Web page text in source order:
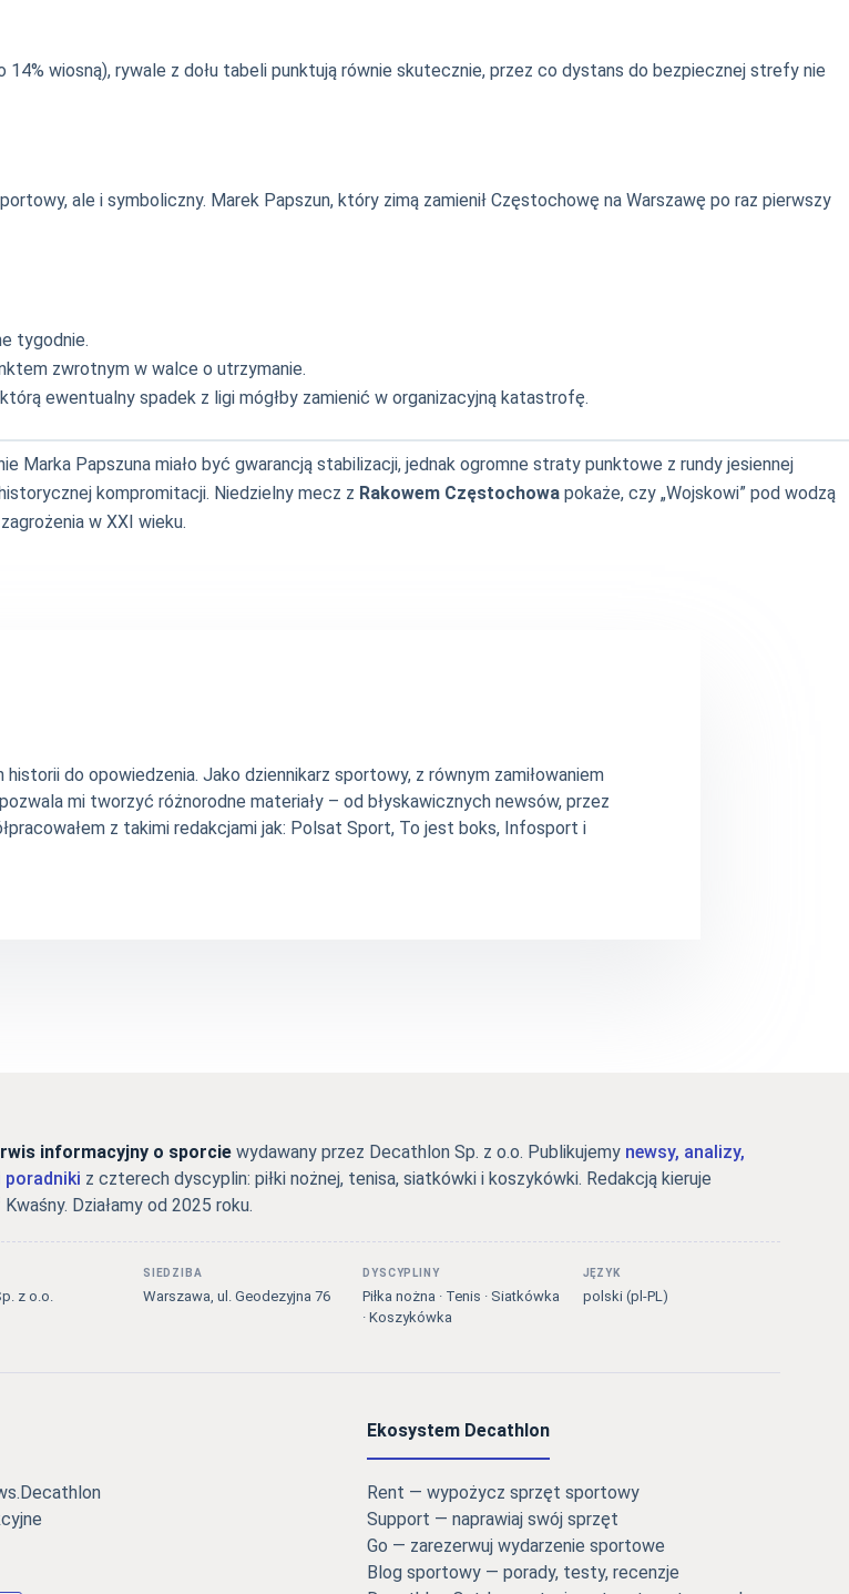
wiosną), rywale z dołu tabeli punktują równie skutecznie, przez co dystans do bezpiecznej strefy nie
ale i symboliczny. Marek Papszun, który zimą zamienił Częstochowę na Warszawę po raz pierwszy
tygodnie.
zwrotnym w walce o utrzymanie.
ewentualny spadek z ligi mógłby zamienić w organizacyjną katastrofę.
Papszuna miało być gwarancją stabilizacji, jednak ogromne straty punktowe z rundy jesiennej
kompromitacji. Niedzielny mecz z Rakowem Częstochowa pokaże, czy „Wojskowi” pod wodzą
w XXI wieku.
do opowiedzenia. Jako dziennikarz sportowy, z równym zamiłowaniem
mi tworzyć różnorodne materiały – od błyskawicznych newsów, przez
z takimi redakcjami jak: Polsat Sport, To jest boks, Infosport i
informacyjny o sporciewydawany przez Decathlon Sp. z o.o. Publikujemy newsy, analizy,
poradniki z czterech dyscyplin: piłki nożnej, tenisa, siatkówki i koszykówki. Redakcją kieruje
Działamy od 2025 roku.
z o.o.
SIEDZIBA
Warszawa, ul. Geodezyjna 76
DYSCYPLINY
Piłka nożna · Tenis · Siatkówka
· Koszykówka
JĘZYK
polski (pl-PL)
Ekosystem Decathlon
Rent — wypożycz sprzęt sportowy
Support — naprawiaj swój sprzęt
Go — zarezerwuj wydarzenie sportowe
Blog sportowy — porady, testy, recenzje